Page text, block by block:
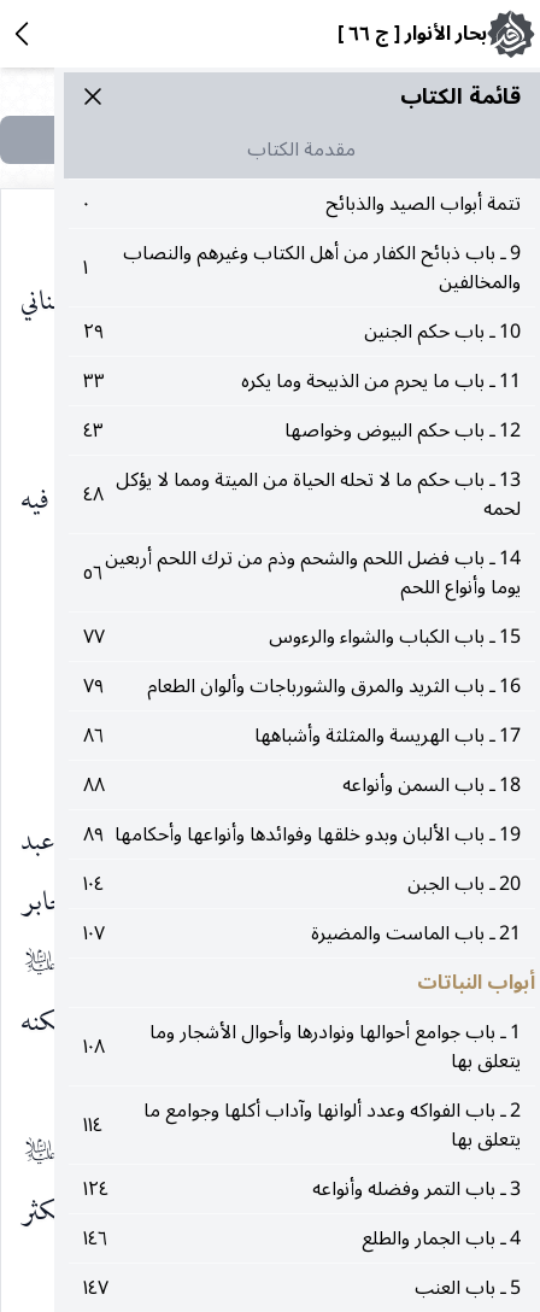
بحار الأنوار [ ج ٦٦ ]
قائمة الکتاب
مقدمة الكتاب
تتمة أبواب الصيد والذبائح
٠
9 ـ باب ذبائح الكفار من أهل الكتاب وغيرهم والنصاب
والمخالفين
١
10 ـ باب حكم الجنين
٢٩
11 ـ باب ما يحرم من الذبيحة وما يكره
٣٣
12 ـ باب حكم البيوض وخواصها
٤٣
13 ـ باب حكم ما لا تحله الحياة من الميتة ومما لا يؤكل
لحمه
٤٨
14 ـ باب فضل اللحم والشحم وذم من ترك اللحم أربعين
يوما وأنواع اللحم
٥٦
15 ـ باب الكباب والشواء والرءوس
٧٧
16 ـ باب الثريد والمرق والشورباجات وألوان الطعام
٧٩
17 ـ باب الهريسة والمثلثة وأشباهها
٨٦
18 ـ باب السمن وأنواعه
٨٨
19 ـ باب الألبان وبدو خلقها وفوائدها وأنواعها وأحكامها
٨٩
20 ـ باب الجبن
١٠٤
21 ـ باب الماست والمضيرة
١٠٧
أبواب النباتات
1 ـ باب جوامع أحوالها ونوادرها وأحوال الأشجار وما
يتعلق بها
١٠٨
2 ـ باب الفواكه وعدد ألوانها وآداب أكلها وجوامع ما
يتعلق بها
١١٤
3 ـ باب التمر وفضله وأنواعه
١٢٤
4 ـ باب الجمار والطلع
١٤٦
5 ـ باب العنب
١٤٧
لا تضر العنب الرازقي وقصب السكر والتفاح اللبناني
٢ ـ المكارم ، عنه
عليه‌السلاممثله.
وعنه عليه‌السلام قال : قصب السكر يفتح السدد ولا داء فيه
ولا غائلة(٢) .
١٤
باب
(الإجاص والمشمش)
١ ـ الطب ، طب الأئمة عليهم‌السلامعن إبراهيم بن عبد
الحميد عن محمد بن مروان عن عمرو بن شمر عن جابر
عن أبي جعفر
قال : شكا رجل إلى أبي جعفر عليه‌السلام
مرارا هاجت به حتى كاد أن يجن فقال له سكنه
بالإجاص.
وعن الأزرق بن سليمان قال : سألت أبا عبد الله
عليه‌السلام
عن الإجاص فقال نافع للمرار ويلين المفاصل فلا تكثر
منه فيعقبك رياحا في مفاصلك.